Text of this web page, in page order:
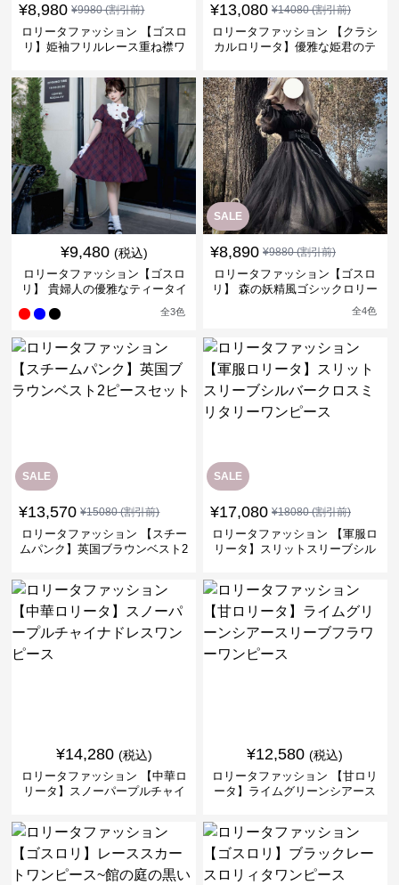
¥8,980 ¥9980(割引前)
ロリータファッション 【ゴスロ
リ】姫袖フリルレース重ね襟ワ
¥13,080 ¥14080(割引前)
ロリータファッション 【クラシ
カルロリータ】優雅な姫君のテ
¥9,480 (税込)
ロリータファッション【ゴスロ
リ】 貴婦人の優雅なティータイ
全3色
SALE
¥8,890 ¥9880(割引前)
ロリータファッション【ゴスロ
リ】 森の妖精風ゴシックロリー
全4色
SALE
¥13,570 ¥15080(割引前)
ロリータファッション 【スチー
ムパンク】英国ブラウンベスト2
SALE
¥17,080 ¥18080(割引前)
ロリータファッション 【軍服ロ
リータ】スリットスリーブシル
¥14,280 (税込)
ロリータファッション 【中華ロ
リータ】スノーパープルチャイ
¥12,580 (税込)
ロリータファッション 【甘ロリ
ータ】ライムグリーンシアース